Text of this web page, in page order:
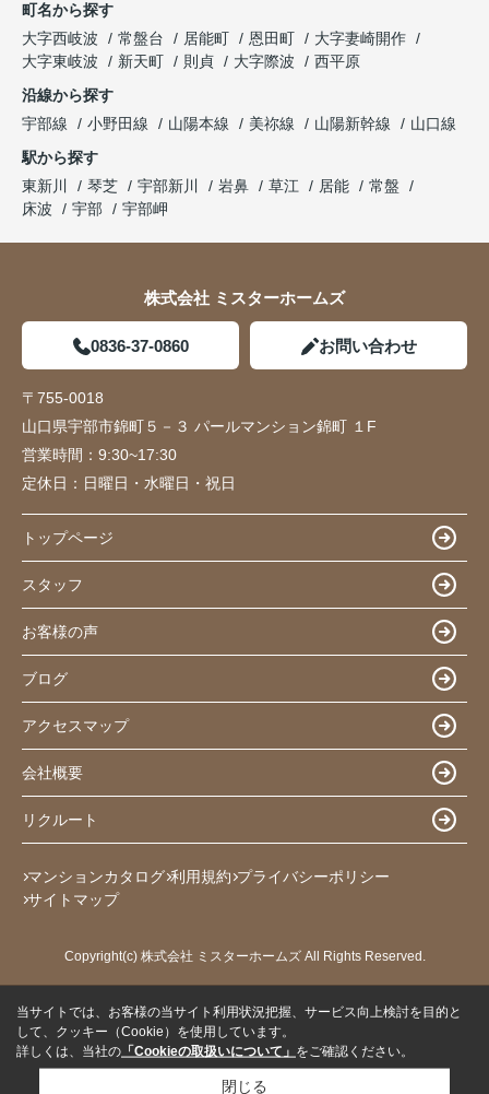
町名から探す
大字西岐波
常盤台 居能町 恩田町
大字妻崎開作
大字東岐波
新天町 則貞 大字際波
西平原
沿線から探す
宇部線
小野田線 山陽本線 美祢線 山陽新幹線
山口線
駅から探す
東新川
琴芝 宇部新川 岩鼻 草江 居能
常盤
床波
宇部 宇部岬
株式会社 ミスターホームズ
0836-37-0860 お問い合わせ
〒755-0018
山口県宇部市錦町５－３ パールマンション錦町 １F
営業時間： 9:30~17:30
定休日： 日曜日・水曜日・祝日
トップページ
スタッフ
お客様の声
ブログ
アクセスマップ
会社概要
リクルート
マンションカタログ 利用規約 プライバシーポリシー
サイトマップ
Copyright(c) 株式会社 ミスターホームズ All Rights Reserved.
当サイトでは、お客様の当サイト利用状況把握、サービス向上検討を目的と
して、クッキー（Cookie）を使用しています。
詳しくは、当社の 「Cookieの取扱いについて」 をご確認ください。
閉じる